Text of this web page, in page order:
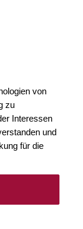
von
zu
Interessen
und
für die